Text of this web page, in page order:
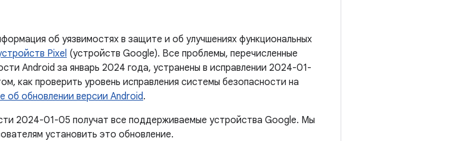
об уязвимостях в защите и об улучшениях функциональных
Pixel (устройств Google). Все проблемы, перечисленные
Android за январь 2024 года, устранены в исправлении 2024-01-
как проверить уровень исправления системы безопасности на
об обновлении версии Android.
2024-01-05 получат все поддерживаемые устройства Google. Мы
установить это обновление.